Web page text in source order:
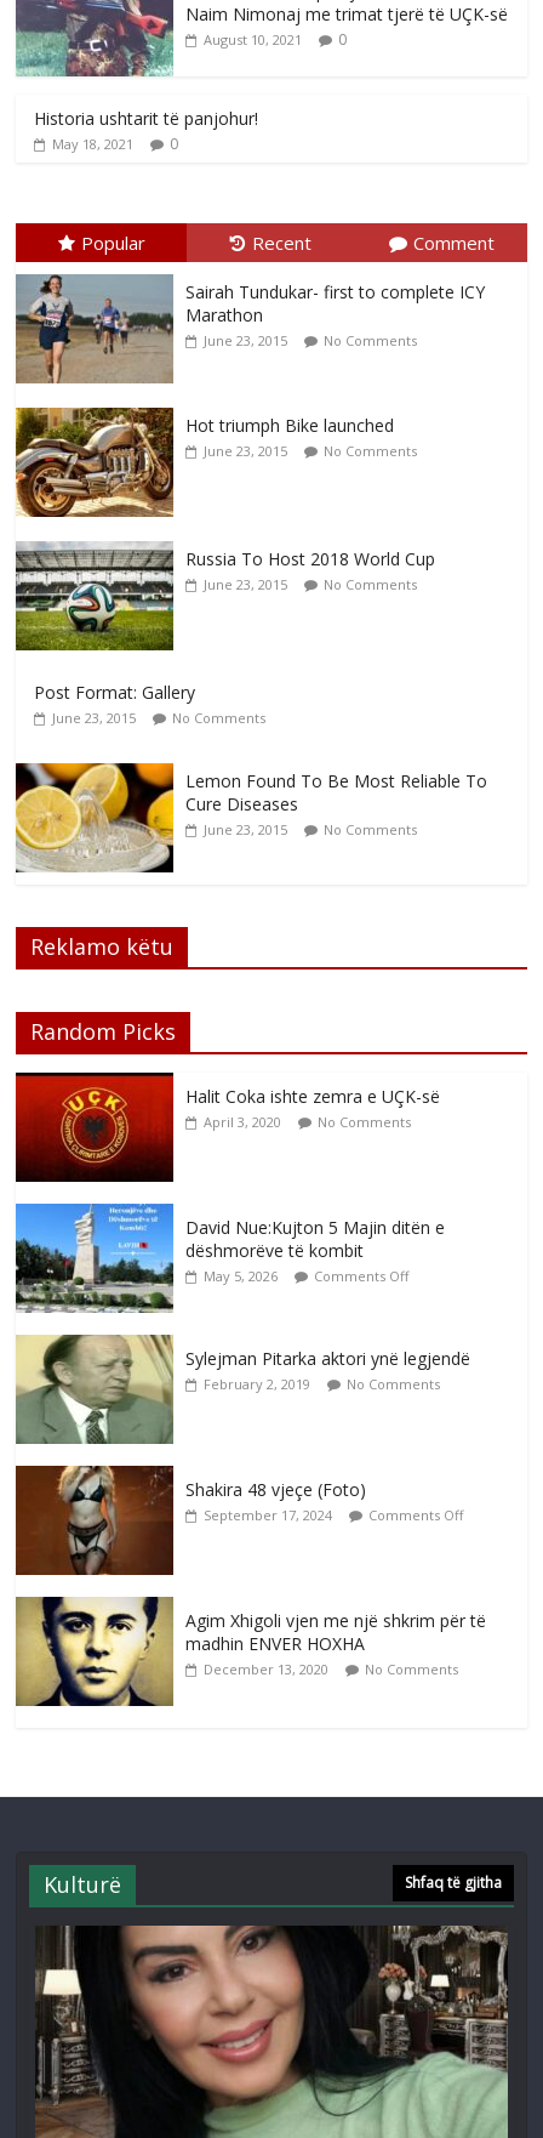
Naim Nimonaj me trimat tjerë të UÇK-së
August 10, 2021 0
Historia ushtarit të panjohur!
May 18, 2021 0
Popular Recent Comment
Sairah Tundukar- first to complete ICY
Marathon
June 23, 2015 No Comments
Hot triumph Bike launched
June 23, 2015 No Comments
Russia To Host 2018 World Cup
June 23, 2015 No Comments
Post Format: Gallery
June 23, 2015 No Comments
Lemon Found To Be Most Reliable To
Cure Diseases
June 23, 2015 No Comments
Reklamo këtu
Random Picks
Halit Coka ishte zemra e UÇK-së
April 3, 2020 No Comments
David Nue:Kujton 5 Majin ditën e
dëshmorëve të kombit
May 5, 2026 Comments Off
Sylejman Pitarka aktori ynë legjendë
February 2, 2019 No Comments
Shakira 48 vjeçe (Foto)
September 17, 2024 Comments Off
Agim Xhigoli vjen me një shkrim për të
madhin ENVER HOXHA
December 13, 2020 No Comments
Kulturë Shfaq të gjitha